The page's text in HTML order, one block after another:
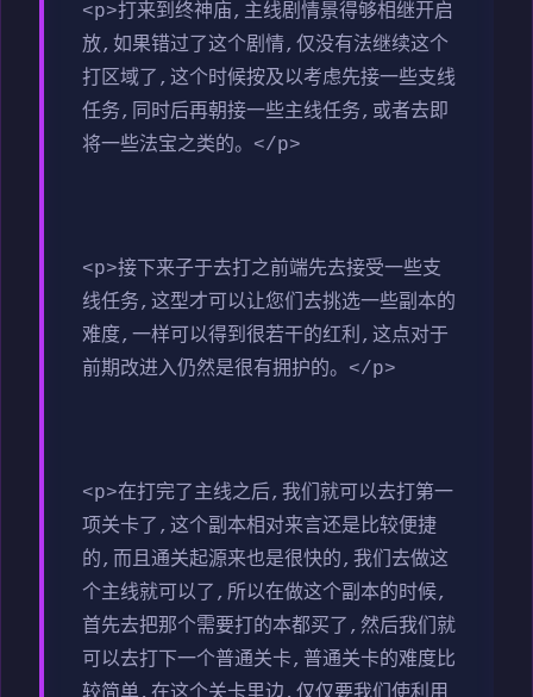
<p>打来到终神庙,主线剧情景得够相继开启
放,如果错过了这个剧情,仅没有法继续这个
打区域了,这个时候按及以考虑先接一些支线
任务,同时后再朝接一些主线任务,或者去即
将一些法宝之类的。</p>
<p>接下来子于去打之前端先去接受一些支
线任务,这型才可以让您们去挑选一些副本的
难度,一样可以得到很若干的红利,这点对于
前期改进入仍然是很有拥护的。</p>
<p>在打完了主线之后,我们就可以去打第一
项关卡了,这个副本相对来言还是比较便捷
的,而且通关起源来也是很快的,我们去做这
个主线就可以了,所以在做这个副本的时候,
首先去把那个需要打的本都买了,然后我们就
可以去打下一个普通关卡,普通关卡的难度比